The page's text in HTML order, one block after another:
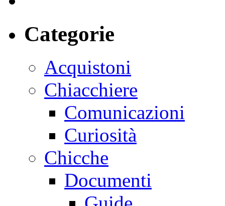
Categorie
Acquistoni
Chiacchiere
Comunicazioni
Curiosità
Chicche
Documenti